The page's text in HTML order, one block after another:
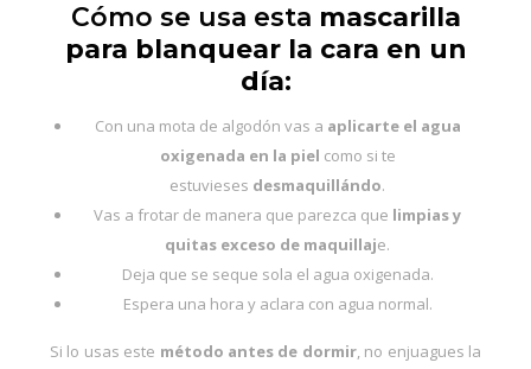
Cómo se usa esta mascarilla
para blanquear la cara en un
día:
Con una mota de algodón vas a aplicarte el agua
oxigenada en la piel como si te
estuvieses desmaquillándo.
Vas a frotar de manera que parezca que limpias y
quitas exceso de maquillaje.
Deja que se seque sola el agua oxigenada.
Espera una hora y aclara con agua normal.
Si lo usas este método antes de dormir, no enjuagues la